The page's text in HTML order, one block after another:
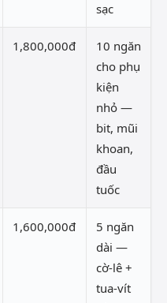
sạc
1,800,000đ
10 ngăn
cho phụ
kiện
nhỏ —
bit, mũi
khoan,
đầu
tuốc
1,600,000đ
5 ngăn
dài —
cờ-lê +
tua-vít